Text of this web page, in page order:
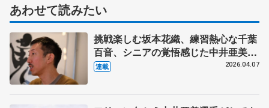
あわせて読みたい
挑戦楽しむ坂本花織、練習熱心な千葉
百音、シニアの覚悟感じた中井亜美
ダンサー、振付家の小㞍健太さんが見
連載 2026.04.07